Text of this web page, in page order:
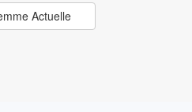
Actuelle